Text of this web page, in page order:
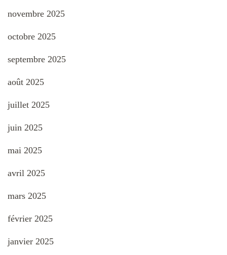
novembre 2025
octobre 2025
septembre 2025
août 2025
juillet 2025
juin 2025
mai 2025
avril 2025
mars 2025
février 2025
janvier 2025